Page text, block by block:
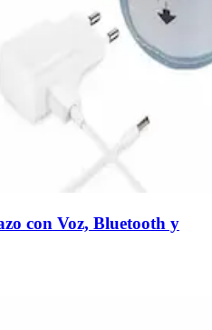
con Voz, Bluetooth y